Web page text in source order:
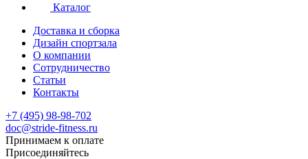
Каталог
Доставка и сборка
Дизайн спортзала
О компании
Сотрудничество
Статьи
Контакты
+7 (495) 98-98-702
doc@stride-fitness.ru
Принимаем к оплате
Присоединяйтесь